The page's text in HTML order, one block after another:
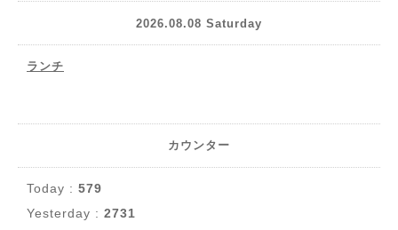
2026.08.08 Saturday
ランチ
カウンター
Today : 579
Yesterday : 2731